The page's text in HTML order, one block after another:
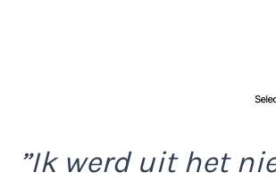
”Ik werd uit het